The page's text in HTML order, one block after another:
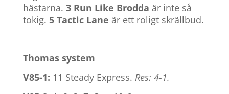
hästarna. 3 Run Like Brodda är inte så
tokig. 5 Tactic Lane är ett roligt skrällbud.
Thomas system
V85-1: 11 Steady Express. Res: 4-1.